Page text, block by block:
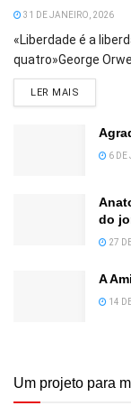
31 DE JANEIRO, 2026
«Liberdade é a
quatro»George
LER MAIS
6 DE
do
27
A
14
Um projeto para